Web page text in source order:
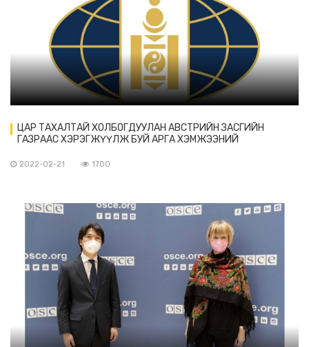
ЦАР ТАХАЛТАЙ ХОЛБОГДУУЛАН АВСТРИЙН ЗАСГИЙН
ГАЗРААС ХЭРЭГЖҮҮЛЖ БУЙ АРГА ХЭМЖЭЭНИЙ
2022-02-21 1700